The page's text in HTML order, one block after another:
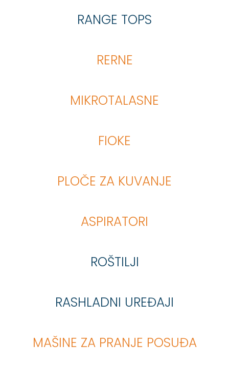
RANGE TOPS
RERNE
MIKROTALASNE
FIOKE
PLOČE ZA KUVANJE
ASPIRATORI
ROŠTILJI
RASHLADNI UREĐAJI
MAŠINE ZA PRANJE POSUĐA